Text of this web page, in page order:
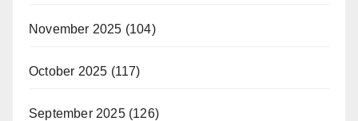
November 2025 (104)
October 2025 (117)
September 2025(126)